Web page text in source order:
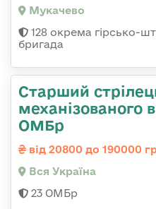
Мукачево
128 окрема гірсько-
бригада
Старший
механізованого
ОМБр
від 20800 до 190000
Вся Україна
23 ОМБр